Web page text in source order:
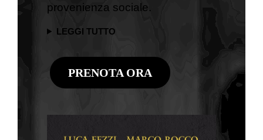
provenienza sociale.
LEGGI TUTTO
PRENOTA ORA